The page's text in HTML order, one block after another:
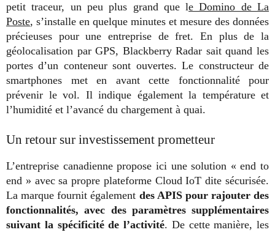
petit traceur, un peu plus grand que le Domino de La
Poste, s’installe en quelque minutes et mesure des données
précieuses pour une entreprise de fret. En plus de la
géolocalisation par GPS, Blackberry Radar sait quand les
portes d’un conteneur sont ouvertes. Le constructeur de
smartphones met en avant cette fonctionnalité pour
prévenir le vol. Il indique également la température et
l’humidité et l’avancé du chargement à quai.
Un retour sur investissement prometteur
L’entreprise canadienne propose ici une solution « end to
end » avec sa propre plateforme Cloud IoT dite sécurisée.
La marque fournit également des APIS pour rajouter des
fonctionnalités, avec des paramètres supplémentaires
suivant la spécificité de l’activité. De cette manière, les